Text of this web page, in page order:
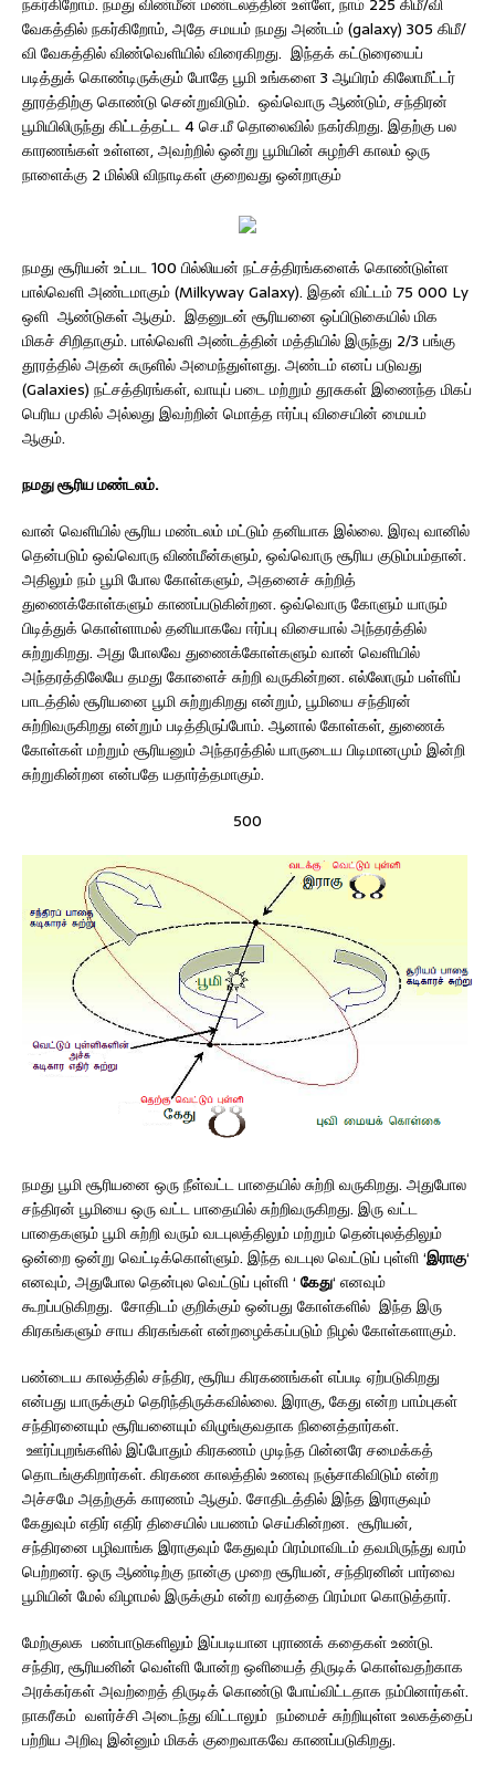
வேகத்தில் நகர்கிறோம், அதே சமயம் நமது அண்டம் (galaxy) 305 கிமீ/
வி வேகத்தில் விண்வெளியில் விரைகிறது. இந்தக் கட்டுரையைப்
படித்துக் கொண்டிருக்கும் போதே பூமி உங்களை 3 ஆயிரம் கிலோமீட்டர்
தூரத்திற்கு கொண்டு சென்றுவிடும். ஒவ்வொரு ஆண்டும், சந்திரன்
பூமியிலிருந்து கிட்டத்தட்ட 4 செ.மீ தொலைவில் நகர்கிறது. இதற்கு பல
காரணங்கள் உள்ளன, அவற்றில் ஒன்று பூமியின் சுழற்சி காலம் ஒரு
நாளைக்கு 2 மில்லி விநாடிகள் குறைவது ஒன்றாகும்
நமது சூரியன் உட்பட 100 பில்லியன் நட்சத்திரங்களைக் கொண்டுள்ள
பால்வெளி அண்டமாகும் (Milkyway Galaxy). இதன் விட்டம் 75 000 Ly
ஒளி ஆண்டுகள் ஆகும். இதனுடன் சூரியனை ஒப்பிடுகையில் மிக
மிகச் சிறிதாகும். பால்வெளி அண்டத்தின் மத்தியில் இருந்து 2/3 பங்கு
தூரத்தில் அதன் சுருளில் அமைந்துள்ளது. அண்டம் எனப் படுவது
(Galaxies) நட்சத்திரங்கள், வாயுப் படை மற்றும் தூசுகள் இணைந்த மிகப்
பெரிய முகில் அல்லது இவற்றின் மொத்த ஈர்ப்பு விசையின் மையம்
ஆகும்.
நமது சூரிய மண்டலம்.
வான் வெளியில் சூரிய மண்டலம் மட்டும் தனியாக இல்லை. இரவு வானில்
தென்படும் ஒவ்வொரு விண்மீன்களும், ஒவ்வொரு சூரிய குடும்பம்தான்.
அதிலும் நம் பூமி போல கோள்களும், அதனைச் சுற்றித்
துணைக்கோள்களும் காணப்படுகின்றன. ஒவ்வொரு கோளும் யாரும்
பிடித்துக் கொள்ளாமல் தனியாகவே ஈர்ப்பு விசையால் அந்தரத்தில்
சுற்றுகிறது. அது போலவே துணைக்கோள்களும் வான் வெளியில்
அந்தரத்திலேயே தமது கோளைச் சுற்றி வருகின்றன. எல்லோரும் பள்ளிப்
பாடத்தில் சூரியனை பூமி சுற்றுகிறது என்றும், பூமியை சந்திரன்
சுற்றிவருகிறது என்றும் படித்திருப்போம். ஆனால் கோள்கள், துணைக்
கோள்கள் மற்றும் சூரியனும் அந்தரத்தில் யாருடைய பிடிமானமும் இன்றி
சுற்றுகின்றன என்பதே யதார்த்தமாகும்.
500
நமது பூமி சூரியனை ஒரு நீள்வட்ட பாதையில் சுற்றி வருகிறது. அதுபோல
சந்திரன் பூமியை ஒரு வட்ட பாதையில் சுற்றிவருகிறது. இரு வட்ட
பாதைகளும் பூமி சுற்றி வரும் வடபுலத்திலும் மற்றும் தென்புலத்திலும்
ஒன்றை ஒன்று வெட்டிக்கொள்ளும். இந்த வடபுல வெட்டுப் புள்ளி ‘இராகு‘
எனவும், அதுபோல தென்புல வெட்டுப் புள்ளி ‘ கேது‘ எனவும்
கூறப்படுகிறது. சோதிடம் குறிக்கும் ஒன்பது கோள்களில் இந்த இரு
கிரகங்களும் சாய கிரகங்கள் என்றழைக்கப்படும் நிழல் கோள்களாகும்.
பண்டைய காலத்தில் சந்திர, சூரிய கிரகணங்கள் எப்படி ஏற்படுகிறது
என்பது யாருக்கும் தெரிந்திருக்கவில்லை. இராகு, கேது என்ற பாம்புகள்
சந்திரனையும் சூரியனையும் விழுங்குவதாக நினைத்தார்கள்.
ஊர்ப்புறங்களில் இப்போதும் கிரகணம் முடிந்த பின்னரே சமைக்கத்
தொடங்குகிறார்கள். கிரகண காலத்தில் உணவு நஞ்சாகிவிடும் என்ற
அச்சமே அதற்குக் காரணம் ஆகும். சோதிடத்தில் இந்த இராகுவும்
கேதுவும் எதிர் எதிர் திசையில் பயணம் செய்கின்றன. சூரியன்,
சந்திரனை பழிவாங்க இராகுவும் கேதுவும் பிரம்மாவிடம் தவமிருந்து வரம்
பெற்றனர். ஒரு ஆண்டிற்கு நான்கு முறை சூரியன், சந்திரனின் பார்வை
பூமியின் மேல் விழாமல் இருக்கும் என்ற வரத்தை பிரம்மா கொடுத்தார்.
மேற்குலக பண்பாடுகளிலும் இப்படியான புராணக் கதைகள் உண்டு.
சந்திர, சூரியனின் வெள்ளி போன்ற ஒளியைத் திருடிக் கொள்வதற்காக
அரக்கர்கள் அவற்றைத் திருடிக் கொண்டு போய்விட்டதாக நம்பினார்கள்.
நாகரீகம் வளர்ச்சி அடைந்து விட்டாலும் நம்மைச் சுற்றியுள்ள உலகத்தைப்
பற்றிய அறிவு இன்னும் மிகக் குறைவாகவே காணப்படுகிறது.